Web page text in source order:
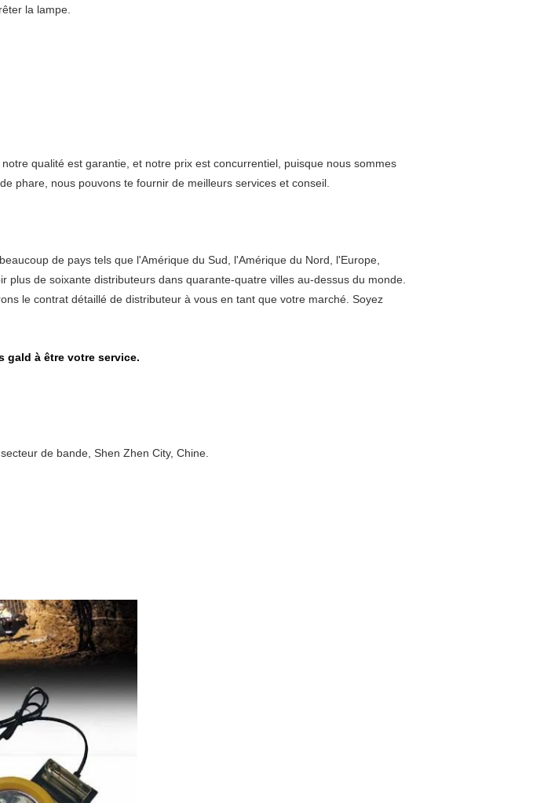
la lampe.
qualité est garantie, et notre prix est concurrentiel, puisque nous sommes
phare, nous pouvons te fournir de meilleurs services et conseil.
de pays tels que l'Amérique du Sud, l'Amérique du Nord, l'Europe,
de soixante distributeurs dans quarante-quatre villes au-dessus du monde.
le contrat détaillé de distributeur à vous en tant que votre marché. Soyez
gald à être votre service.
de bande, Shen Zhen City, Chine.